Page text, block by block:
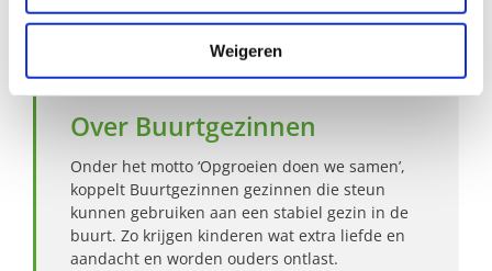
Weigeren
Bekijk andere zoekprofielen
Over Buurtgezinnen
Onder het motto ‘Opgroeien doen we samen’,
koppelt Buurtgezinnen gezinnen die steun
kunnen gebruiken aan een stabiel gezin in de
buurt. Zo krijgen kinderen wat extra liefde en
aandacht en worden ouders ontlast.